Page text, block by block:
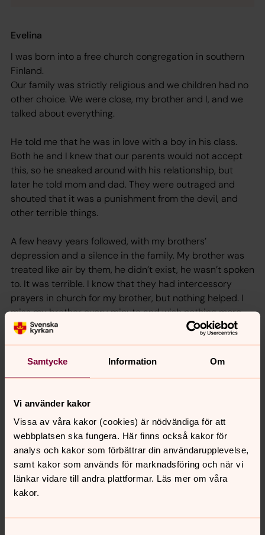
Samtycke Information Om
Vi använder kakor
Vissa av våra kakor (cookies) är nödvändiga för att
webbplatsen ska fungera. Här finns också kakor för
analys och kakor som förbättrar din användarupplevelse,
samt kakor som används för marknadsföring och när vi
länkar vidare till andra plattformar. Läs mer om våra
kakor.
Evelina
I was born into a free church congregation in southern
Finland.
Our family was strictly religious and we children had no
other choice. We were close, my brother and I, and we
talked about everything.
He told me that he was in love with a boy in his class.
Both he and I knew that our parents would not accept
this, so he sneaked around with his relationship, but
later he told mom and dad. They were outraged and
shouted that it was a punishment from the devil, and
other terrible things.
A few heavy years followed, with my brothers’
depression and a silence in the family. My brother was
treated like air by them, he didn’t exist, he wasn’t spoken
to. It was terri­ble. I know that they had intercessory
prayers in church for my brother, but nothing helped. I
miss my brother every minute and wish nothing more
than that he would have been able to live his life as who
The image I want to describe here is the image that has
haunted me since I was thirteen years old: the blue
medallion wallpaper in our hall and, at eye level, my
shoes, without shoelaces...
...because that’s what he was wearing when he hung
himself.
Evelina
Synnyin vapaakirkolliseen seurakuntaan Etelä-